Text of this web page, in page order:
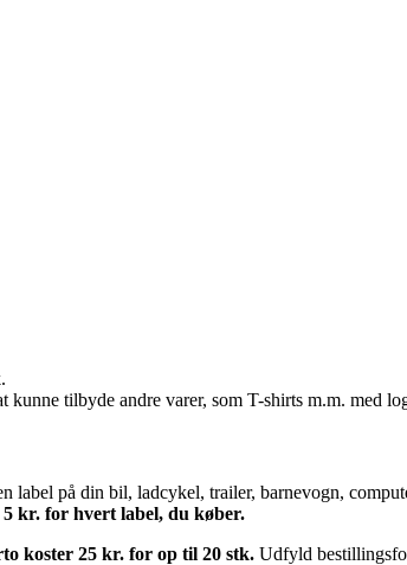
tilbyde andre varer, som T-shirts m.m. med
på din bil, ladcykel, trailer, barnevogn,
kr. for hvert label, du køber.
koster 25 kr. for op til 20 stk. Udfyld